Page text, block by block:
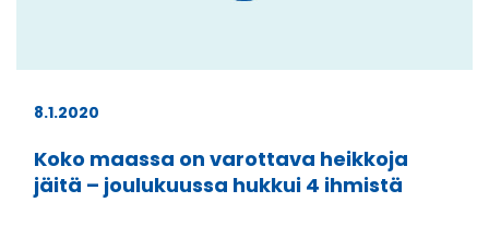
8.1.2020
Koko maassa on varottava heikkoja
jäitä – joulukuussa hukkui 4 ihmistä